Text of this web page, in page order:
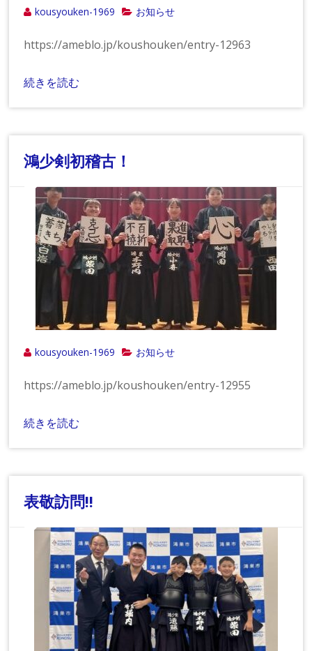
kousyouken-1969 お知らせ
https://ameblo.jp/koushouken/entry-12963
続きを読む
鴻少剣初稽古！
kousyouken-1969 お知らせ
https://ameblo.jp/koushouken/entry-12955
続きを読む
表敬訪問!!